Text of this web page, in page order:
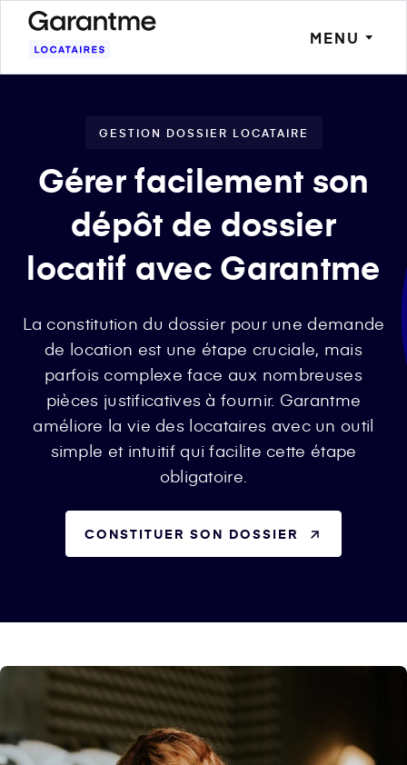
MENU
GESTION DOSSIER LOCATAIRE
Gérer facilement son
dépôt de dossier
locatif avec Garantme
La constitution du dossier pour une demande
de location est une étape cruciale, mais
parfois complexe face aux nombreuses
pièces justificatives à fournir. Garantme
améliore la vie des locataires avec un outil
simple et intuitif qui facilite cette étape
obligatoire.
CONSTITUER SON DOSSIER